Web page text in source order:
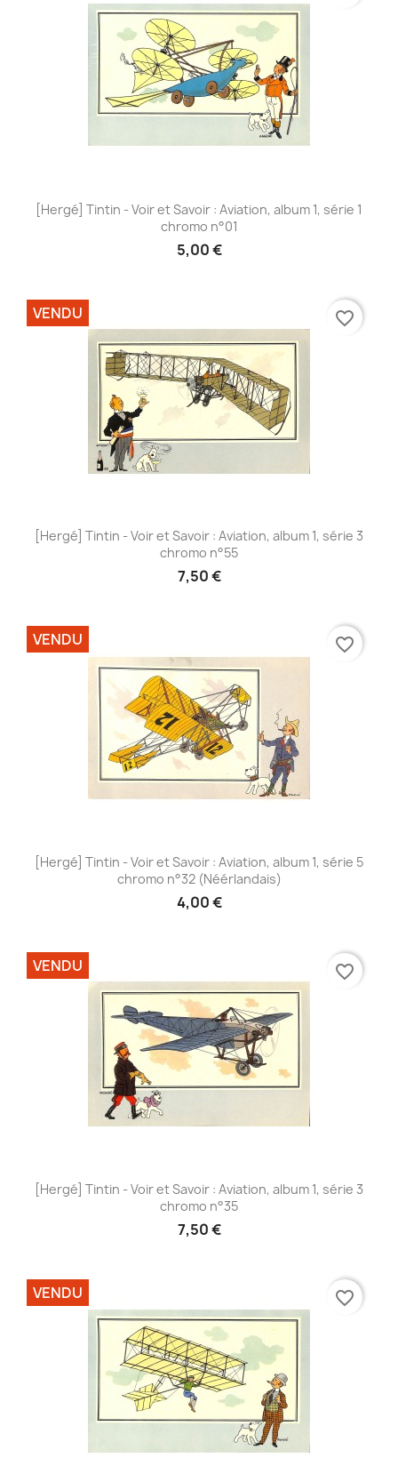
[Hergé] Tintin - Voir et Savoir : Aviation, album 1, série 1
chromo n°01
5,00 €
[Hergé] Tintin - Voir et Savoir : Aviation, album 1, série 3
chromo n°55
7,50 €
VENDU favorite_border
[Hergé] Tintin - Voir et Savoir : Aviation, album 1, série 5
chromo n°32 (Néérlandais)
4,00 €
VENDU favorite_border
[Hergé] Tintin - Voir et Savoir : Aviation, album 1, série 3
chromo n°35
7,50 €
VENDU favorite_border
VENDU favorite_border